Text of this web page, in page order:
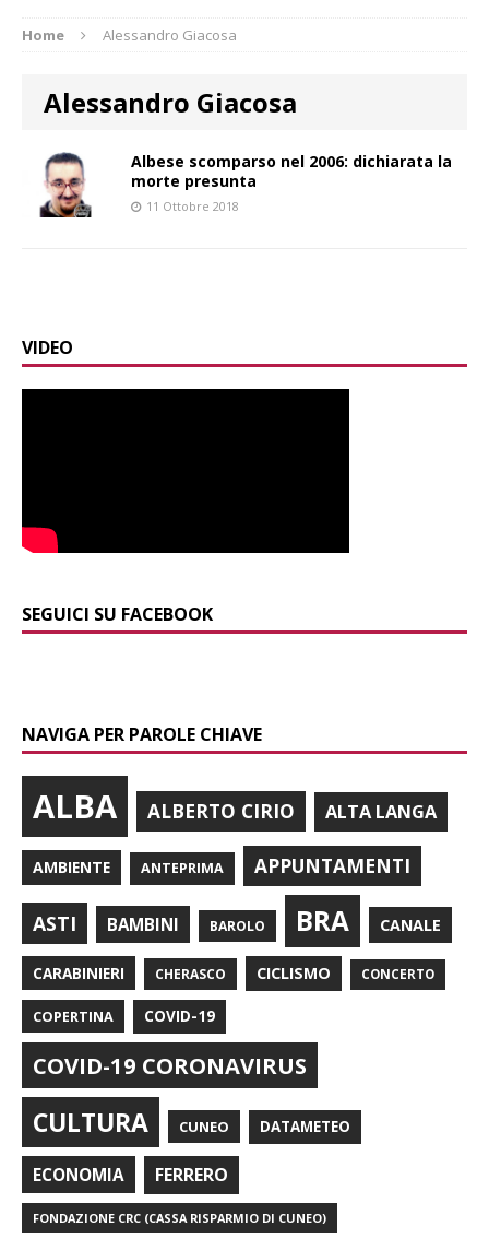
Home Alessandro Giacosa
Alessandro Giacosa
Albese scomparso nel 2006: dichiarata la
morte presunta
11 Ottobre 2018
VIDEO
SEGUICI SU FACEBOOK
NAVIGA PER PAROLE CHIAVE
ALBA ALBERTO CIRIO ALTA LANGA
AMBIENTE ANTEPRIMA APPUNTAMENTI
ASTI BAMBINI BAROLO BRA CANALE
CARABINIERI CHERASCO CICLISMO CONCERTO
COPERTINA COVID-19
COVID-19 CORONAVIRUS
CULTURA CUNEO DATAMETEO
ECONOMIA FERRERO
FONDAZIONE CRC (CASSA RISPARMIO DI CUNEO)